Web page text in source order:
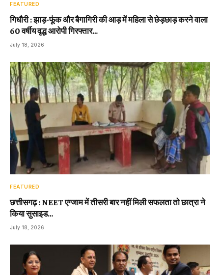
FEATURED
गिधौरी : झाड़-फूंक और बैगागिरी की आड़ में महिला से छेड़छाड़ करने वाला
60 वर्षीय वृद्ध आरोपी गिरफ्तार…
July 18, 2026
FEATURED
छत्तीसगढ़ : NEET एग्जाम में तीसरी बार नहीं मिली सफलता तो छात्रा ने
किया सुसाइड…
July 18, 2026